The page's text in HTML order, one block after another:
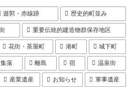
遊郭・赤線跡 歴史的町並み
重要伝統的建造物群保存地区
花街・茶屋町 港町 城下町
集落 離島 宿 温泉街
産業遺産 お知らせ 軍事遺産